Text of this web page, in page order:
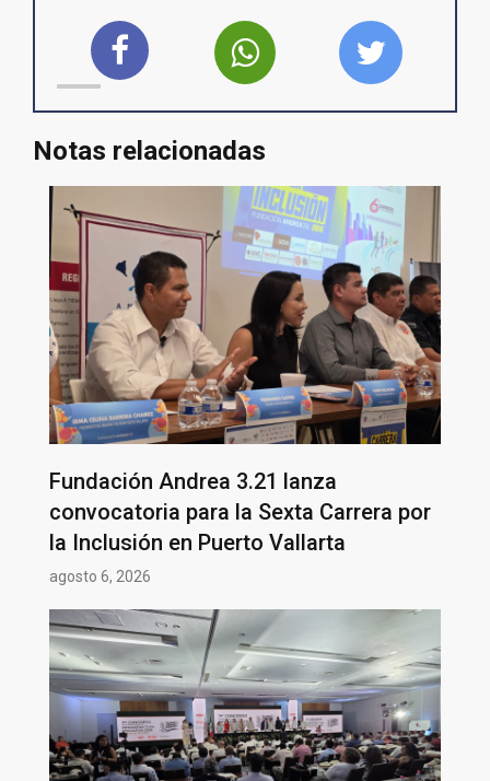
Notas relacionadas
Fundación Andrea 3.21 lanza
convocatoria para la Sexta Carrera por
la Inclusión en Puerto Vallarta
agosto 6, 2026